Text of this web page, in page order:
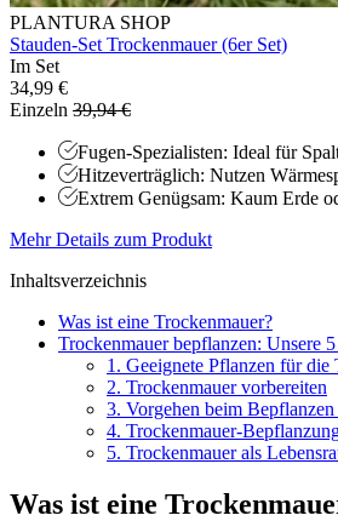
PLANTURA SHOP
Stauden-Set Trockenmauer (6er Set)
Im Set
34,99 €
Einzeln 39,94 €
Fugen-Spezialisten: Ideal für
Hitzeverträglich: Nutzen
Extrem Genügsam: Kaum Erde
Mehr Details zum Produkt
Inhaltsverzeichnis
Was ist eine Trockenmauer?
Trockenmauer bepflanzen: Unsere
1. Geeignete Pflanzen für die
2. Trockenmauer vorbereiten
3. Vorgehen beim
4. Trockenmauer-
5. Trockenmauer als
Was ist eine